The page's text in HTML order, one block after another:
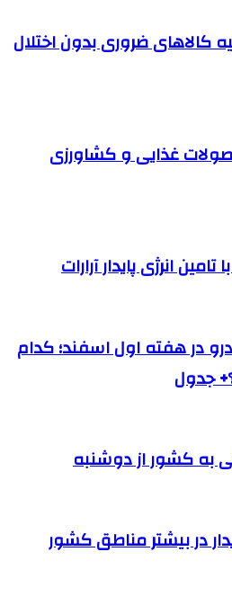
کالاهای ضروری بدون اختلال
غذایی و کشاورزی
انرژی پایدار آرارات
در هفته اول اسفند؛ کدام
جدول
به کشور از دوشنبه
در بیشتر مناطق کشور